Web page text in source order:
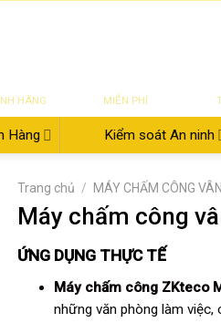
HÃNG
MIỄN PHÍ
Hàng Kiểm soát An ninh
Trang chủ / MÁY CHẤM CÔNG
Máy chấm công
ỨNG DỤNG THỰC TẾ
Máy chấm công ZKteco
những văn phòng làm việc,